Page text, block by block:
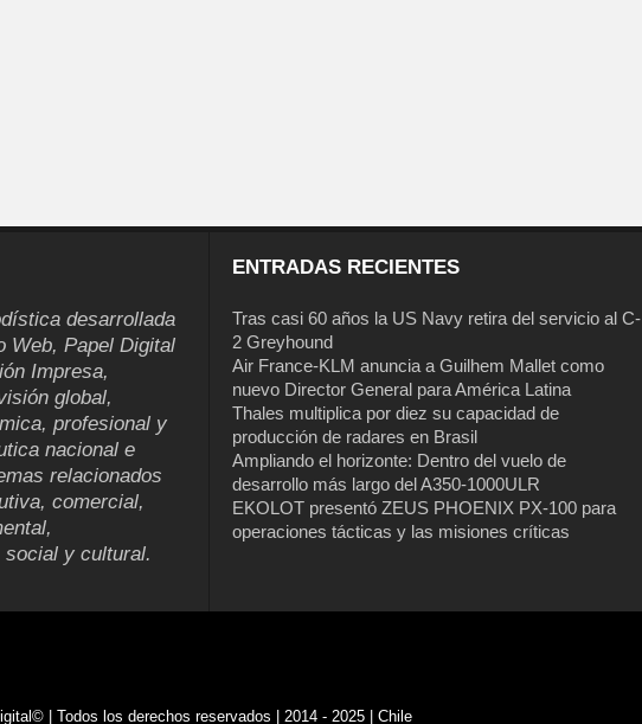
desarrollada
Web, Papel Digital
Impresa,
global,
profesional y
nacional e
relacionados
comercial,
social y cultural.
ENTRADAS RECIENTES
Tras casi 60 años la US Navy retira del servicio al C-
2 Greyhound
Air France-KLM anuncia a Guilhem Mallet como
nuevo Director General para América Latina
Thales multiplica por diez su capacidad de
producción de radares en Brasil
Ampliando el horizonte: Dentro del vuelo de
desarrollo más largo del A350-1000ULR
EKOLOT presentó ZEUS PHOENIX PX-100 para
operaciones tácticas y las misiones críticas
| Todos los derechos reservados | 2014 - 2025 | Chile